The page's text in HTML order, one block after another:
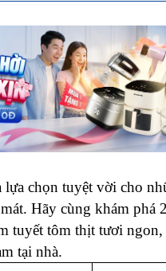
chọn tuyệt vời cho
Hãy cùng khám phá
tuyết tôm thịt tươi
tại nhà.